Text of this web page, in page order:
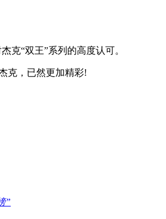
“双王”系列的高度认可。
克，已然更加精彩!
”